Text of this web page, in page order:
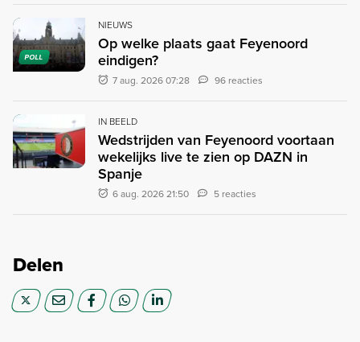
POLL
NIEUWS
Op welke plaats gaat Feyenoord
eindigen?
7 aug. 2026 07:28 96 reacties
IN BEELD
Wedstrijden van Feyenoord voortaan
wekelijks live te zien op DAZN in
Spanje
6 aug. 2026 21:50 5 reacties
Delen